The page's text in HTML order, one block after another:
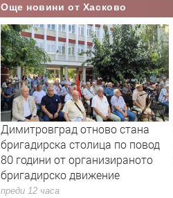
Още новини от Хасково
Димитровград отново стана
бригадирска столица по повод
80 години от организираното
бригадирско движение
преди 12 часа